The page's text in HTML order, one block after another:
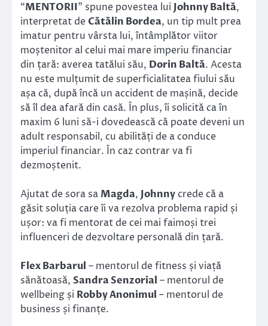
“MENTORII” spune povestea lui Johnny Baltă,
interpretat de Cătălin Bordea, un tip mult prea
imatur pentru vârsta lui, întâmplător viitor
moștenitor al celui mai mare imperiu financiar
din țară: averea tatălui său, Dorin Baltă. Acesta
nu este mulțumit de superficialitatea fiului său
așa că, după încă un accident de mașină, decide
să îl dea afară din casă. În plus, îi solicită ca în
maxim 6 luni să-i dovedească că poate deveni un
adult responsabil, cu abilități de a conduce
imperiul financiar. În caz contrar va fi
dezmoștenit.
Ajutat de sora sa Magda, Johnny crede că a
găsit soluția care îi va rezolva problema rapid și
ușor: va fi mentorat de cei mai faimoși trei
influenceri de dezvoltare personală din țară.
Flex Barbarul – mentorul de fitness și viață
sănătoasă, Sandra Senzorial – mentorul de
wellbeing și Robby Anonimul – mentorul de
business și finanțe.